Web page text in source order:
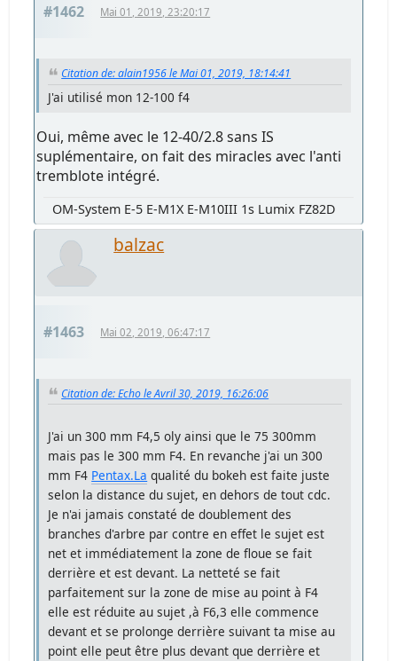
#1462 Mai 01, 2019, 23:20:17
Citation de: alain1956 le Mai 01, 2019, 18:14:41
J'ai utilisé mon 12-100 f4
Oui, même avec le 12-40/2.8 sans IS
suplémentaire, on fait des miracles avec l'anti
tremblote intégré.
OM-System E-5 E-M1X E-M10III 1s Lumix FZ82D
balzac
#1463 Mai 02, 2019, 06:47:17
Citation de: Echo le Avril 30, 2019, 16:26:06
J'ai un 300 mm F4,5 oly ainsi que le 75 300mm
mais pas le 300 mm F4. En revanche j'ai un 300
mm F4 Pentax.La qualité du bokeh est faite juste
selon la distance du sujet, en dehors de tout cdc.
Je n'ai jamais constaté de doublement des
branches d'arbre par contre en effet le sujet est
net et immédiatement la zone de floue se fait
derrière et est devant. La netteté se fait
parfaitement sur la zone de mise au point à F4
elle est réduite au sujet ,à F6,3 elle commence
devant et se prolonge derrière suivant ta mise au
point elle peut être plus devant que derrière et